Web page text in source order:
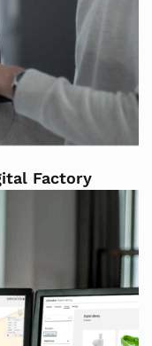
Factory